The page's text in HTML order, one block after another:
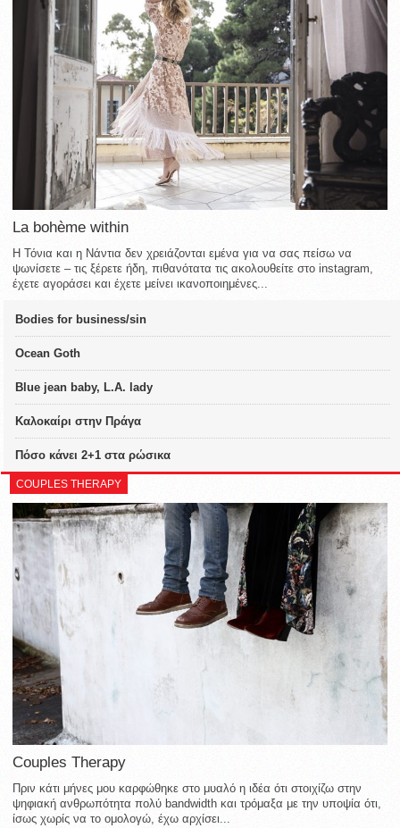
La bohème within
Η Τόνια και η Νάντια δεν χρειάζονται εμένα για να σας πείσω να
ψωνίσετε – τις ξέρετε ήδη, πιθανότατα τις ακολουθείτε στο instagram,
έχετε αγοράσει και έχετε μείνει ικανοποιημένες...
Bodies for business/sin
Ocean Goth
Blue jean baby, L.A. lady
Καλοκαίρι στην Πράγα
Πόσο κάνει 2+1 στα ρώσικα
COUPLES THERAPY
Couples Therapy
Πριν κάτι μήνες μου καρφώθηκε στο μυαλό η ιδέα ότι στοιχίζω στην
ψηφιακή ανθρωπότητα πολύ bandwidth και τρόμαξα με την υποψία ότι,
ίσως χωρίς να το ομολογώ, έχω αρχίσει...